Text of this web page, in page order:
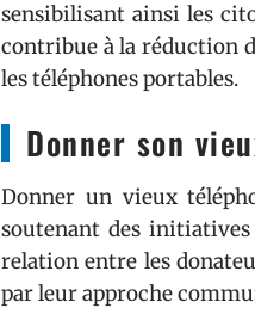
sensibilisant ainsi les
contribue à la réduction
les téléphones portables.
Donner son
Donner un vieux
soutenant des initiatives
relation entre les
par leur approche